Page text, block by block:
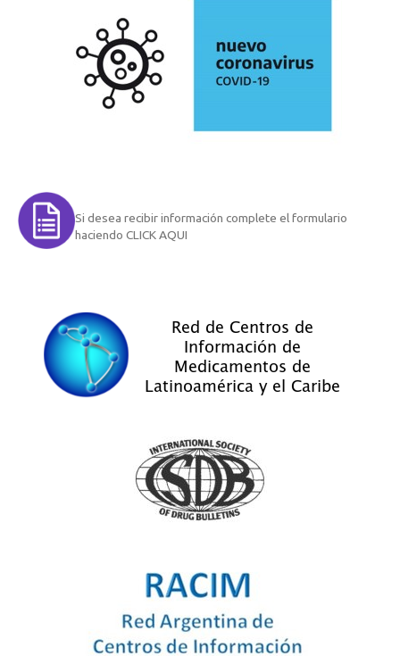
Si desea recibir información complete el formulario
haciendo CLICK AQUI